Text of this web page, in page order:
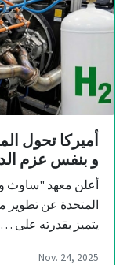
أميركا تحول
و بنفس عزم
المتحدة عن تطوير
يتميز بقدرته على …
Nov. 24, 2025